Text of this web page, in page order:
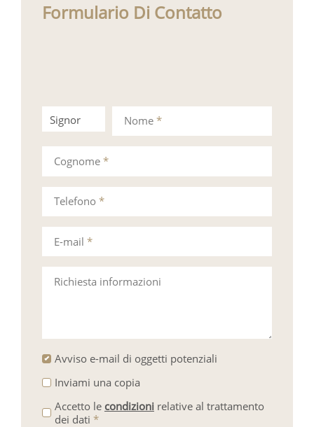
Formulario Di Contatto
Signor Signora
Nome *
Telefono *
Richiesta informazioni
Cognome *
E-mail *
Avviso e-mail di oggetti potenziali
Inviami una copia
Accetto le condizionirelative al trattamento
dei dati *